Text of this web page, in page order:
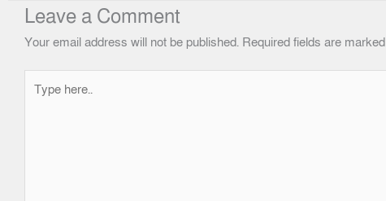
Leave a Comment
Your email address will not be published. Required fields are marked
here..